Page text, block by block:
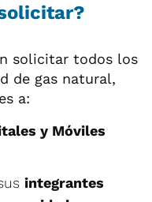
solicitar todos los
de gas natural,
a:
y Móviles
integrantes